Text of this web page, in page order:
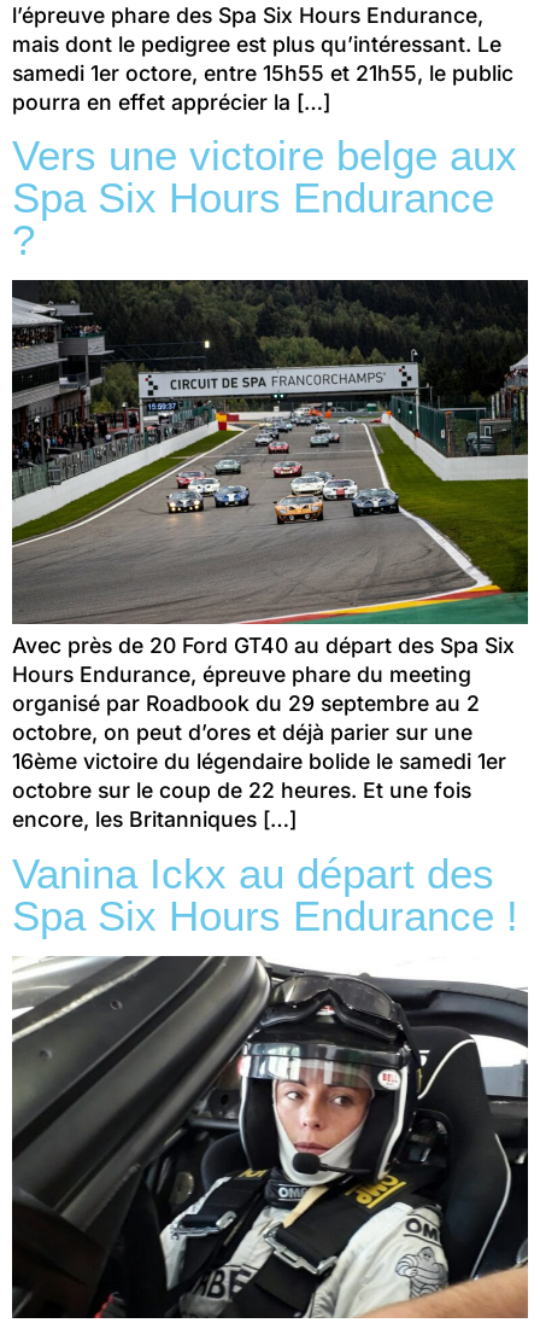
l’épreuve phare des Spa Six Hours Endurance,
mais dont le pedigree est plus qu’intéressant. Le
samedi 1er octore, entre 15h55 et 21h55, le public
pourra en effet apprécier la […]
Vers une victoire belge aux
Spa Six Hours Endurance
?
Avec près de 20 Ford GT40 au départ des Spa Six
Hours Endurance, épreuve phare du meeting
organisé par Roadbook du 29 septembre au 2
octobre, on peut d’ores et déjà parier sur une
16ème victoire du légendaire bolide le samedi 1er
octobre sur le coup de 22 heures. Et une fois
encore, les Britanniques […]
Vanina Ickx au départ des
Spa Six Hours Endurance !